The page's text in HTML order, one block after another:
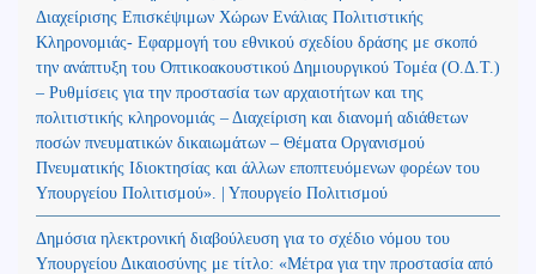
Διαχείρισης Επισκέψιμων Χώρων Ενάλιας Πολιτιστικής
Κληρονομιάς- Εφαρμογή του εθνικού σχεδίου δράσης με σκοπό
την ανάπτυξη του Οπτικοακουστικού Δημιουργικού Τομέα (Ο.Δ.Τ.)
– Ρυθμίσεις για την προστασία των αρχαιοτήτων και της
πολιτιστικής κληρονομιάς – Διαχείριση και διανομή αδιάθετων
ποσών πνευματικών δικαιωμάτων – Θέματα Οργανισμού
Πνευματικής Ιδιοκτησίας και άλλων εποπτευόμενων φορέων του
Υπουργείου Πολιτισμού». | Υπουργείο Πολιτισμού
Δημόσια ηλεκτρονική διαβούλευση για το σχέδιο νόμου του
Υπουργείου Δικαιοσύνης με τίτλο: «Μέτρα για την προστασία από